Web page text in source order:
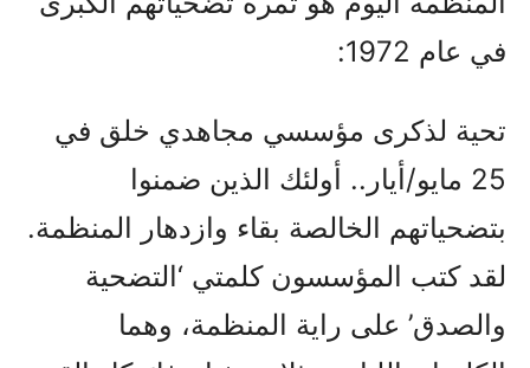
في عام 1972:
تحية لذكرى مؤسسي مجاهدي خلق في
25 مايو/أيار.. أولئك الذين ضمنوا
بتضحياتهم الخالصة بقاء وازدهار المنظمة.
لقد كتب المؤسسون كلمتي ‘التضحية
والصدق’ على راية المنظمة، وهما